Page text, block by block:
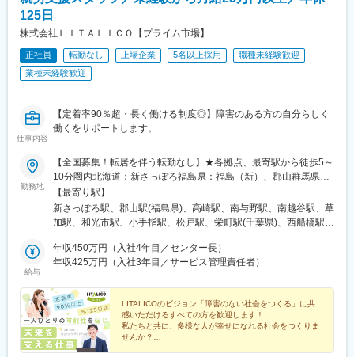
うことは決してございません。適切なフォローが顧客である製薬
■親身なフォロー体制とキャリアを築ける評価制度
CSOは本部のバックアップ体制が何より重要です。1人のプロジ
ェクトマネージャーが管理するMRは約20名程度であり、相談事
があればいつでも連絡できる距離感です。一カ月に一度の面談も
実施しており、日々の業務だけでなく中長期的な視点での相談も
可能です。また、クライアント・社内評価に基いた明確な評価制
度により、キャリアや年収アップに向けた目標を定めやすい環境
です。
制と研修コンテンツ～
特定の製剤を持たないCSOだからこそ、当社の教育サポートは単
なる知識の提供だけでなく、MRとしての現場力を培うことに比重
を置いております。
オンコロジー領域等の知識を提供するe-learningはもちろん、専門
としての営業スキルを身に着けることが可能です。
当社の研修内容は大手製薬企業所属MR教育にも使用されておりま
変更の範囲：会社の定める業務
125日
株式会社ＬＩＴＡＬＩＣＯ【プライム市場】
正社員 転勤なし 上場企業 5名以上採用
職種未経験歓迎
業種未経験歓迎
仕事内容
【定着率90％超・長く働ける制度◎】障害のある方の自分らしく
働くをサポートします。
勤務地
【全国募集！転居を伴う転勤なし】★各拠点、最寄駅から徒歩5～
10分圏内北海道：新さっぽろ福島県：福島（新）、郡山群馬県：
高崎東口埼玉県：さいたま浦和、和光、小手指、南越谷、草加、
朝霞台（新）千葉県：千葉中央公園、柏西口、西船橋、松戸西口
中通、市原（新）東京都：水道橋、錦糸町、上野（新）、秋葉
浜都築、川崎、川崎駅前南、二俣川、本厚木、横須賀（新）、大
和（新）、小田原（新）長野県：松本（新）静岡県：静岡、富士
宮、名古屋金山、豊田岐阜県：岐阜大阪府：大阪梅田、住道奈良
県：奈良（新）京都府：京都駅前、京都駅南、山科醍醐、伏見桃
山、四条大宮、四条河原町、烏丸御池、宇治岡山県：倉敷広島
県：広島、広島駅南、広島横川、広島紙屋町・新＝新規開設拠
点。開設前、別拠点配属の可能性あり・詳細：『LITALICOワーク
【最寄り駅】
新さっぽろ駅、郡山駅(福島県)、高崎駅、南与野駅、南越谷駅、草
加駅、和光市駅、小手指駅、松戸駅、栄町駅(千葉県)、西船橋駅、
向原駅(東京都)、錦糸町駅、葛西駅、亀有駅、新小岩駅、センター
南駅、本厚木駅、川崎駅、京急川崎駅、二俣川駅、名鉄岐阜駅、
知県)、八事駅、豊田市駅、椥辻駅、京都河原町駅、大宮駅(京都
府)、京都駅、烏丸御池駅、東寺駅、桃山御陵前駅、宇治駅(奈良
線)、北新地駅、住道駅、倉敷市駅、横川駅、立町駅、広島駅、稲
荷町駅(広島県)、新札幌駅、新越谷駅、葭川公園駅、京成西船駅、
新橋駅、日暮里駅、秋葉原駅、九段下駅、大塚駅(東京都)、岐阜
給与
年収450万円（入社4年目／センター長）
年収425万円（入社3年目／サービス管理責任者）
LITALICOのビジョン「障害のない社会をつくる」に共
感いただけるすべての方を歓迎します！
私たちと共に、多様な人が幸せになれる社会をつくりま
せんか？